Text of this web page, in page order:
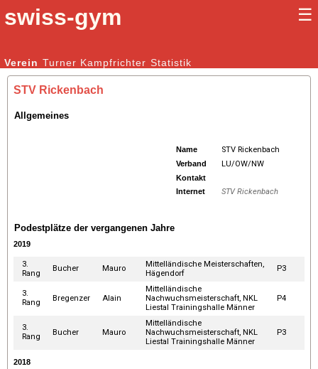
swiss-gym ☰
Kunstturnen Männer | Kunstturnen Frauen
Verein Turner Kampfrichter Statistik
STV Rickenbach
Allgemeines
Name STV Rickenbach
Verband LU/OW/NW
Kontakt
Internet
STV Rickenbach
Podestplätze der vergangenen Jahre
2019
3.
Rang
Bucher Mauro
Mittelländische Meisterschaften,
Hägendorf
P3
3.
Rang
Bregenzer Alain
Mittelländische
Nachwuchsmeisterschaft, NKL
Liestal Trainingshalle Männer
P4
3.
Rang
Bucher Mauro
Mittelländische
Nachwuchsmeisterschaft, NKL
Liestal Trainingshalle Männer
P3
2018